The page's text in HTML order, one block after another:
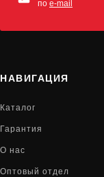
по e-mail
НАВИГАЦИЯ
Каталог
Гарантия
О нас
Оптовый отдел